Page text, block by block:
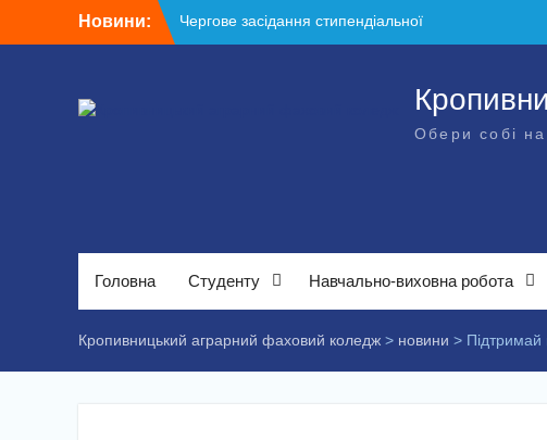
Новини:
Чергове засідання стипендіальної
комісії: основні рішення
Крок до сучасної підприємницької освіти
Обери собі
Головна Студенту Навчально-виховна робота
Кропивницький аграрний фаховий коледж > новини >